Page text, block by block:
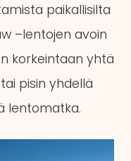
paikallisilta
–lentojen avoin
korkeintaan yhtä
pisin yhdellä
lentomatka.